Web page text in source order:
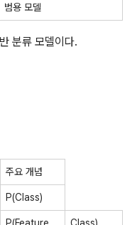
범용 모델
분류 모델이다.
주요 개념
P(Class)